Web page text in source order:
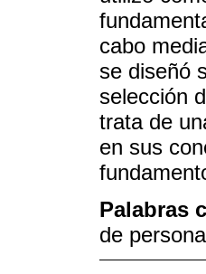
cabo
se diseñó
selección
trata de
en sus
Palabras
de